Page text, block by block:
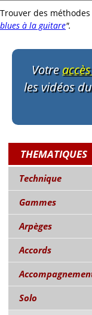
Trouver des
blues à la guitare".
Votre
les vidéos
THEMATIQUES
Technique
Gammes
Arpèges
Accords
Solo